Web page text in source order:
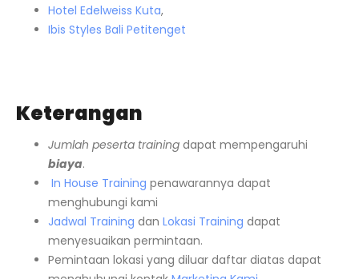
Hotel Edelweiss Kuta,
Ibis Styles Bali Petitenget
Keterangan
Jumlah peserta training dapat mempengaruhi
biaya.
In House Training penawarannya dapat
menghubungi kami
Jadwal Training dan Lokasi Training dapat
menyesuaikan permintaan.
Pemintaan lokasi yang diluar daftar diatas dapat